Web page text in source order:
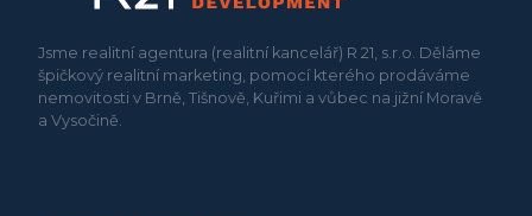
Jsme realitní agentura (realitní kancelář) R 21, s.r.o. Děláme
špičkový realitní marketing, pomocí kterého prodáváme
nemovitosti v Brně, Tišnově, Kuřimi a vůbec na jižní Moravě
a Vysočině.